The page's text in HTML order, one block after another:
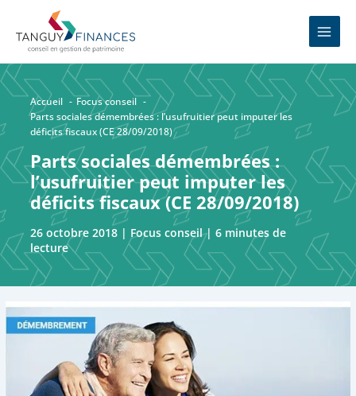
contenu
MAIN
Accueil
Focus conseil
Parts sociales démembrées : l’usufruitier peut imputer les
déficits fiscaux (CE 28/09/2018)
Parts sociales démembrées :
l’usufruitier peut imputer les
déficits fiscaux (CE 28/09/2018)
26 octobre 2018 | Focus conseil|6 minutes de
lecture